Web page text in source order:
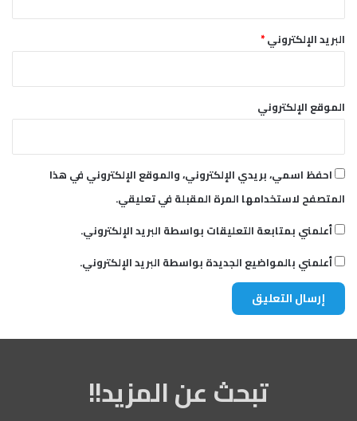
البريد الإلكتروني*
الموقع الإلكتروني
احفظ اسمي، بريدي الإلكتروني، والموقع الإلكتروني في هذا
المتصفح لاستخدامها المرة المقبلة في تعليقي.
أعلمني بمتابعة التعليقات بواسطة البريد الإلكتروني.
أعلمني بالمواضيع الجديدة بواسطة البريد الإلكتروني.
تبحث عن المزيد!!